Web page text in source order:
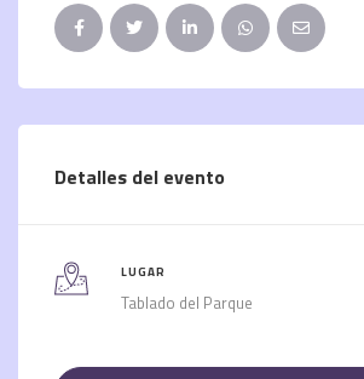
Detalles del evento
LUGAR
Tablado del Parque